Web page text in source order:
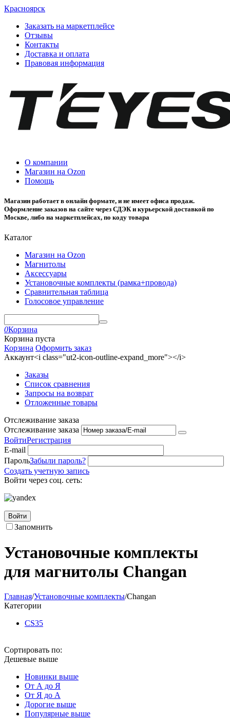
Красноярск
Заказать на маркетплейсе
Отзывы
Контакты
Доставка и оплата
Правовая информация
О компании
Магазин на Ozon
Помощь
Магазин работает в онлайн формате, и не имеет офиса продаж.
Оформление заказов на сайте через СДЭК и курьерской доставкой по
Москве, либо на маркетплейсах, по коду товара
Каталог
Магазин на Ozon
Магнитолы
Аксессуары
Установочные комплекты (рамка+провода)
Сравнительная таблица
Голосовое управление
0Корзина
Корзина пуста
Корзина Оформить заказ
Аккаунт<i class="ut2-icon-outline-expand_more"></i>
Заказы
Список сравнения
Запросы на возврат
Отложенные товары
Отслеживание заказа
Отслеживание заказа
ВойтиРегистрация
E-mail
ПарольЗабыли пароль?
Создать учетную запись
Войти через соц. сеть:
Войти
Запомнить
Установочные комплекты
для магнитолы Changan
Главная/Установочные комплекты/Changan
Категории
CS35
Сортировать по:
Дешевые выше
Новинки выше
От А до Я
От Я до А
Дорогие выше
Популярные выше